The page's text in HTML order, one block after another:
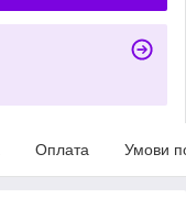
Оплата Умови